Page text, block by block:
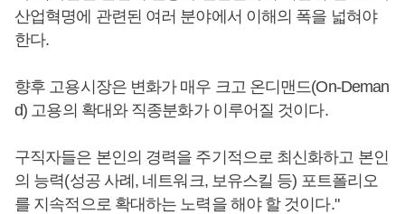
산업혁명에 관련된 여러 분야에서 이해의 폭을 넓혀야
한다.
향후 고용시장은 변화가 매우 크고 온디맨드(On-Deman
d) 고용의 확대와 직종분화가 이루어질 것이다.
구직자들은 본인의 경력을 주기적으로 최신화하고 본인
의 능력(성공 사례, 네트워크, 보유스킬 등) 포트폴리오
를 지속적으로 확대하는 노력을 해야 할 것이다."